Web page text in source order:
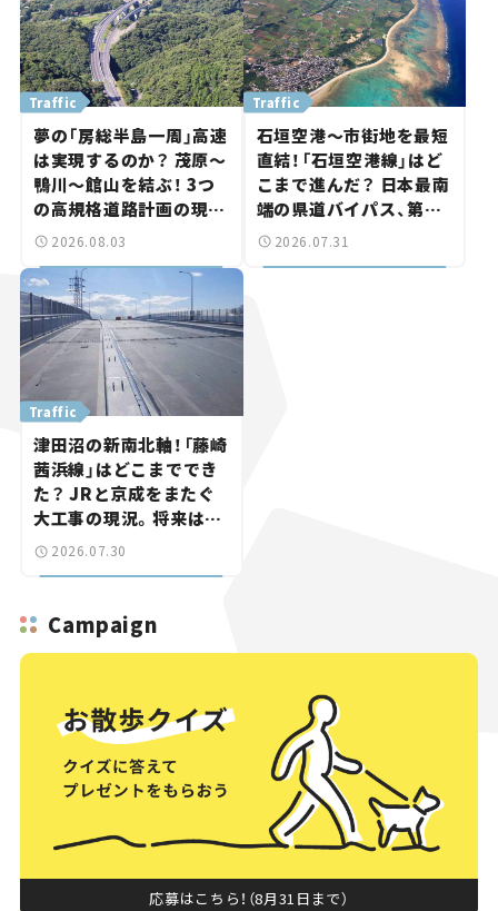
Traffic
夢の「房総半島一周」高速
は実現するのか？ 茂原～
鴨川～館山を結ぶ！ 3つ
の高規格道路計画の現
状。「館山鴨川道路」で検
路計画】
2026.08.03
Traffic
石垣空港～市街地を最短
直結！「石垣空港線」はど
こまで進んだ？ 日本最南
端の県道バイパス、第2
工区も延伸開通 【いま気
2026.07.31
Traffic
津田沼の新南北軸！「藤崎
茜浜線」はどこまででき
た？ JRと京成をまたぐ
大工事の現況。将来は
「習志野～鎌ケ谷」を最短
2026.07.30
Campaign
応募はこちら！（8月31日まで）